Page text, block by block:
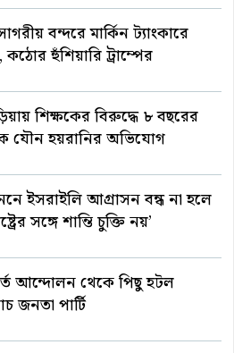
বন্দরে মার্কিন ট্যাংকারে
কঠোর হুঁশিয়ারি ট্রাম্পের
শিক্ষকের বিরুদ্ধে ৮ বছরের
যৌন হয়রানির অভিযোগ
ইসরাইলি আগ্রাসন বন্ধ না হলে
সঙ্গে শান্তি চুক্তি নয়’
আন্দোলন থেকে পিছু হটল
জনতা পার্টি